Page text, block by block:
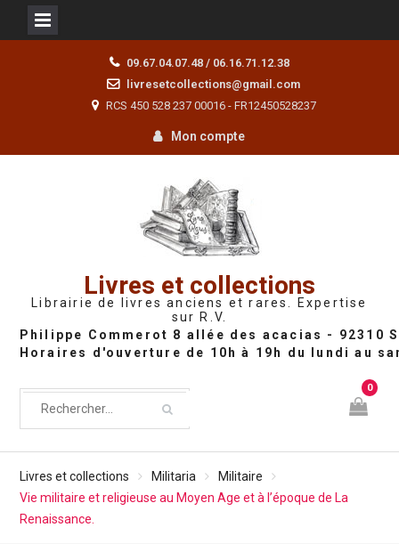
09.67.04.07.48 / 06.16.71.12.38
livresetcollections@gmail.com
RCS 450 528 237 00016 - FR12450528237
Mon compte
Livres et collections
Librairie de livres anciens et rares. Expertise
sur R.V.
0
Livres et collections Militaria
Militaire
Vie militaire et religieuse au Moyen Age et à l’époque de La
Renaissance.